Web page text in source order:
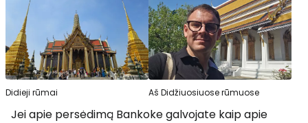
Didieji rūmai Aš Didžiuosiuose rūmuose
Jei apie persėdimą Bankoke galvojate kaip apie